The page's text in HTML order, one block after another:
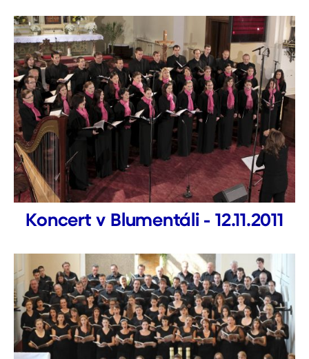
Koncert v Blumentáli - 12.11.2011